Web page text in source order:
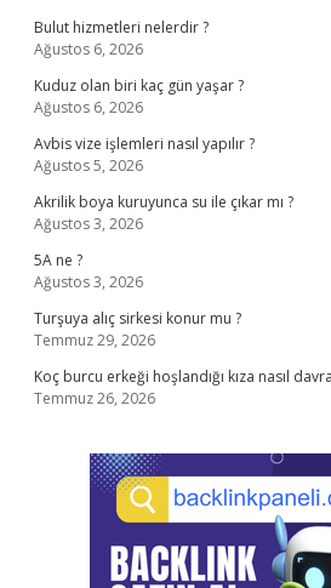
Bulut hizmetleri nelerdir ?
Ağustos 6, 2026
Kuduz olan biri kaç gün yaşar ?
Ağustos 6, 2026
Avbis vize işlemleri nasıl yapılır ?
Ağustos 5, 2026
Akrilik boya kuruyunca su ile çıkar mı ?
Ağustos 3, 2026
5A ne ?
Ağustos 3, 2026
Turşuya alıç sirkesi konur mu ?
Temmuz 29, 2026
Koç burcu erkeği hoşlandığı kıza nasıl
Temmuz 26, 2026